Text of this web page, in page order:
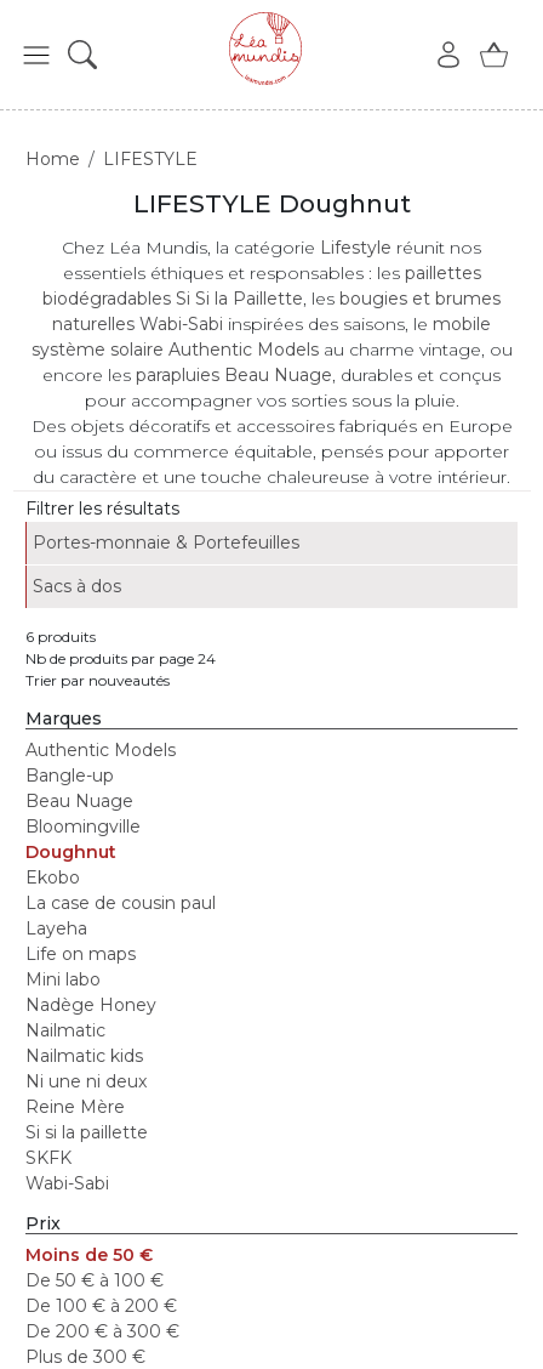
Home LIFESTYLE
LIFESTYLE Doughnut
Chez Léa Mundis, la catégorie Lifestyle réunit nos
essentiels éthiques et responsables : les paillettes
biodégradables Si Si la Paillette, les bougies et brumes
naturelles Wabi-Sabi inspirées des saisons, le mobile
système solaire Authentic Modelsau charme vintage, ou
encore les parapluies Beau Nuage, durables et conçus
pour accompagner vos sorties sous la pluie.
Des objets décoratifs et accessoires fabriqués en Europe
ou issus du commerce équitable, pensés pour apporter
du caractère et une touche chaleureuse à votre intérieur.
Filtrer les résultats
Portes-monnaie & Portefeuilles
Sacs à dos
6 produits
Nb de produits par page 24
Trier par nouveautés
Marques
Authentic Models
Bangle-up
Beau Nuage
Bloomingville
Doughnut
Ekobo
La case de cousin paul
Layeha
Life on maps
Mini labo
Nadège Honey
Nailmatic
Nailmatic kids
Ni une ni deux
Reine Mère
Si si la paillette
SKFK
Wabi-Sabi
Prix
Moins de 50 €
De 50 € à 100 €
De 100 € à 200 €
De 200 € à 300 €
Plus de 300 €